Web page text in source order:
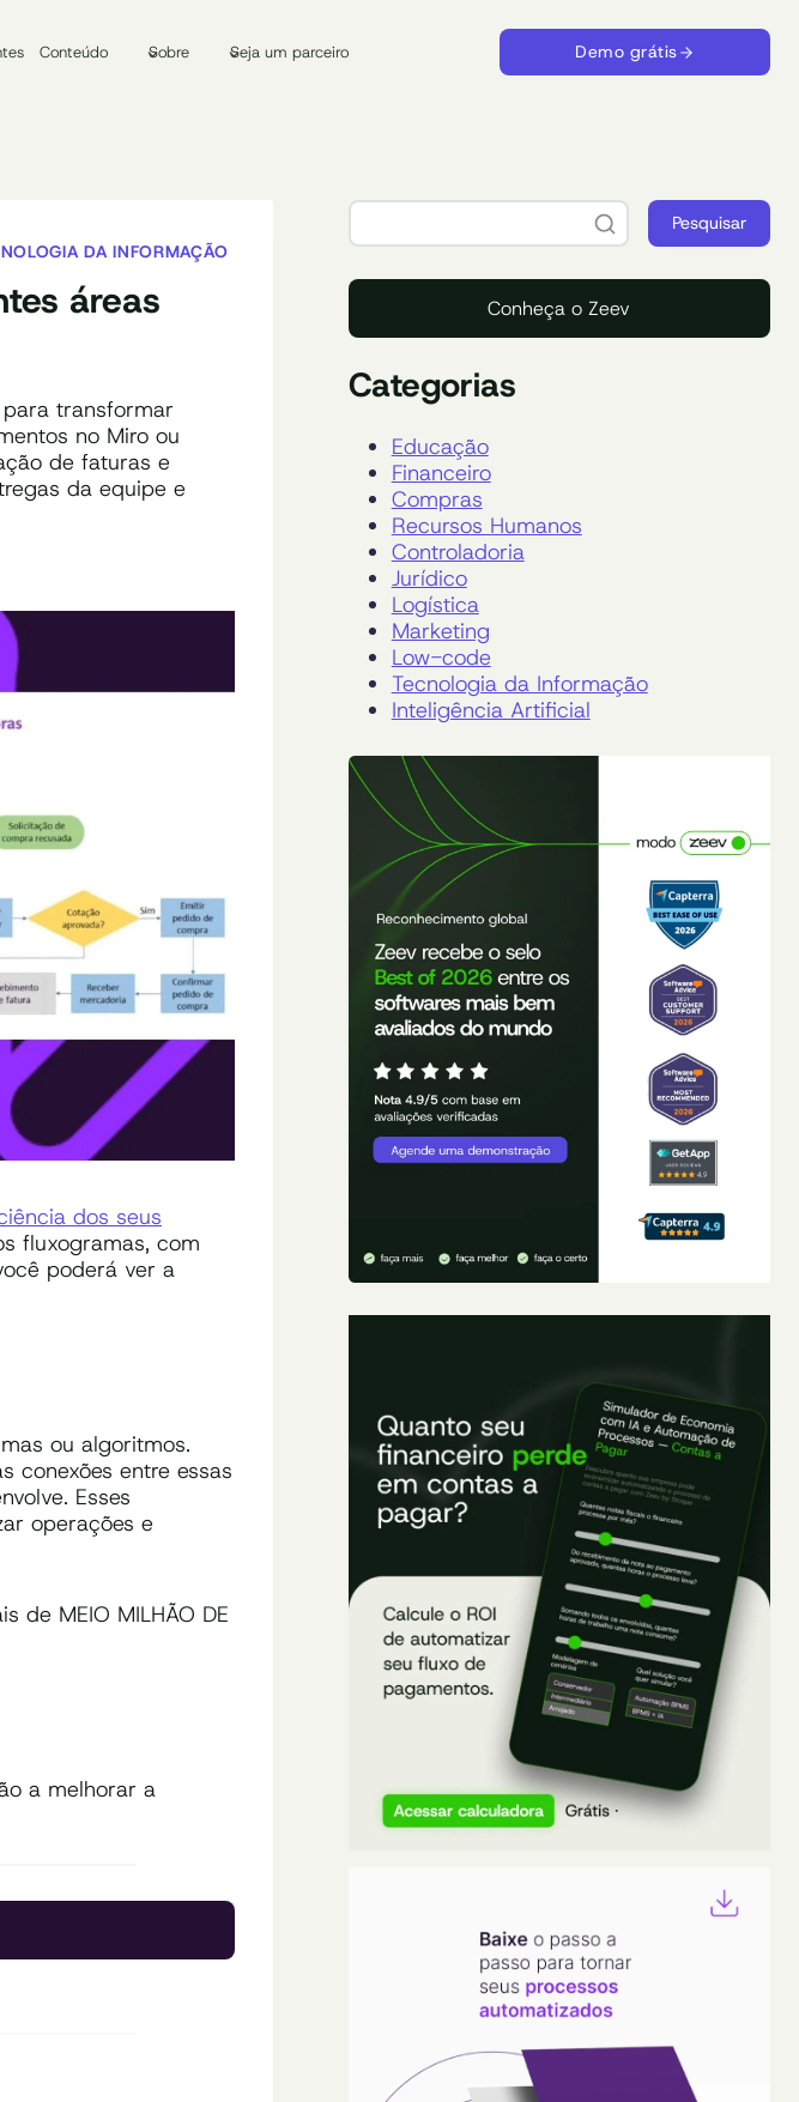
Conteúdo Sobre Seja um parceiro Demo grátis
DA INFORMAÇÃO
áreas
transformar
no Miro ou
de faturas e
da equipe e
dos seus
fluxogramas, com
poderá ver a
ou algoritmos.
conexões entre essas
Esses
operações e
de MEIO MILHÃO DE
a melhorar a
Pesquisar
Conheça o Zeev
Categorias
Educação
Financeiro
Compras
Recursos Humanos
Controladoria
Jurídico
Logística
Marketing
Low-code
Tecnologia da Informação
Inteligência Artificial